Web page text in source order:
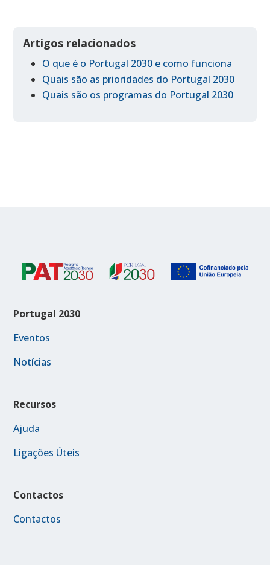
Artigos relacionados
O que é o Portugal 2030 e como funciona
Quais são as prioridades do Portugal 2030
Quais são os programas do Portugal 2030
Portugal 2030
Eventos
Notícias
Recursos
Ajuda
Ligações Úteis
Contactos
Contactos